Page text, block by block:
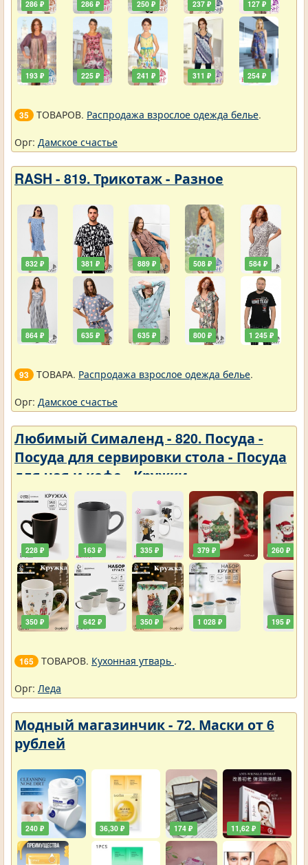
286 ₽
193 ₽
286 ₽
225 ₽
250 ₽
241 ₽
237 ₽
311 ₽
127 ₽
254 ₽
35 ТОВАРОВ. Распродажа взрослое одежда белье.
Орг: Дамское счастье
RASH - 819. Трикотаж - Разное
832 ₽
864 ₽
381 ₽
635 ₽
889 ₽
635 ₽
508 ₽
800 ₽
584 ₽
1 245 ₽
93 ТОВАРА. Распродажа взрослое одежда белье.
Орг: Дамское счастье
Любимый Сималенд - 820. Посуда -
Посуда для сервировки стола - Посуда
для чая и кофе - Кружки
228 ₽
350 ₽
163 ₽
642 ₽
335 ₽
350 ₽
379 ₽
1 028 ₽
260 ₽
195 ₽
165 ТОВАРОВ. Кухонная утварь .
Орг: Леда
Модный магазинчик - 72. Маски от 6
рублей
240 ₽ 36,30 ₽ 174 ₽ 11,62 ₽